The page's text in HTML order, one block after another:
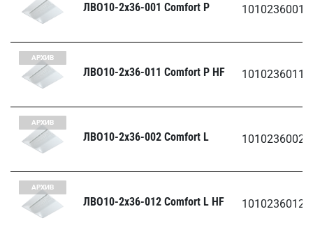
ЛВО10-2х36-001 Comfort P 1010236001
АРХИВ
ЛВО10-2х36-011 Comfort P HF 1010236011
АРХИВ
ЛВО10-2х36-002 Comfort L 1010236002
АРХИВ
ЛВО10-2х36-012 Comfort L HF 1010236012